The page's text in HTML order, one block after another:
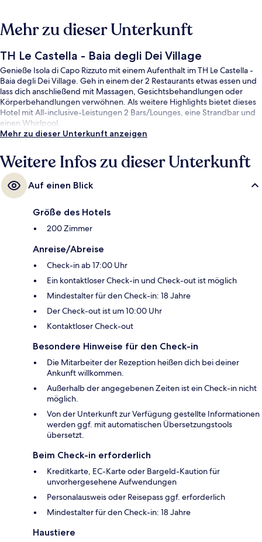
Mehr zu dieser Unterkunft
TH Le Castella - Baia degli Dei Village
Genieße Isola di Capo Rizzuto mit einem Aufenthalt im TH Le Castella -
Baia degli Dei Village. Geh in einem der 2 Restaurants etwas essen und
lass dich anschließend mit Massagen, Gesichtsbehandlungen oder
Körperbehandlungen verwöhnen. Als weitere Highlights bietet dieses
Hotel mit All-inclusive-Leistungen 2 Bars/Lounges, eine Strandbar und
einen Whirlpool.
Mehr zu dieser Unterkunft anzeigen
Weitere Infos zu dieser Unterkunft
Auf einen Blick
Größe des Hotels
200 Zimmer
Anreise/Abreise
Check-in ab 17:00 Uhr
Ein kontaktloser Check-in und Check-out ist möglich
Mindestalter für den Check-in: 18 Jahre
Der Check-out ist um 10:00 Uhr
Kontaktloser Check-out
Besondere Hinweise für den Check-in
Die Mitarbeiter der Rezeption heißen dich bei deiner
Ankunft willkommen.
Außerhalb der angegebenen Zeiten ist ein Check-in nicht
möglich.
Von der Unterkunft zur Verfügung gestellte Informationen
werden ggf. mit automatischen Übersetzungstools
übersetzt.
Beim Check-in erforderlich
Kreditkarte, EC-Karte oder Bargeld-Kaution für
unvorhergesehene Aufwendungen
Personalausweis oder Reisepass ggf. erforderlich
Mindestalter für den Check-in: 18 Jahre
Haustiere